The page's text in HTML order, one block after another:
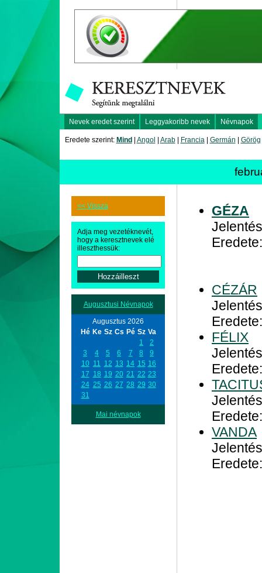
Nevek eredet szerint Leggyakoribb nevek Névnapok
Eredete szerint: Mind Angol Arab| Francia| Germán Görög
<< Vissza
Adja meg vezetéknevét,
hogy a keresztnevek elé
illeszthessük:
Augusztusi Névnapok
Augusztus 2026
Hé Ke Sz Cs Pé Sz Va
1
2
3
4 5 6 7 8
9
10 11 12 13 14 15 16
17 18 19 20 21 22 23
24 25 26 27 28 29 30
31
Mai névnapok
GÉZA
CÉZÁR
FÉLIX
VANDA